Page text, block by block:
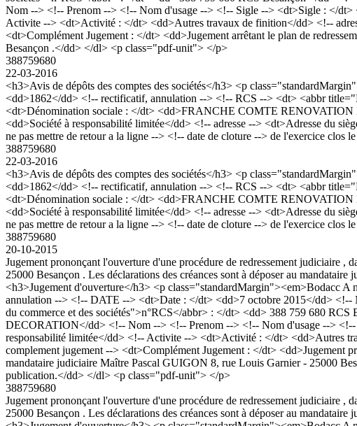
Nom --> <!-- Prenom --> <!-- Nom d'usage --> <!-- Sigle --> <dt>Sigle : </
Activite --> <dt>Activité : </dt> <dd>Autres travaux de finition</dd> <!--
<dt>Complément Jugement : </dt> <dd>Jugement arrêtant le plan de
Besançon .</dd> </dl> <p class="pdf-unit"> </p>
388759680
22-03-2016
<h3>Avis de dépôts des comptes des sociétés</h3> <p
<dd>1862</dd> <!-- rectificatif, annulation --> <!-- RCS --> <dt> <abbr
<dt>Dénomination sociale : </dt> <dd>FRANCHE COMTE
<dd>Société à responsabilité limitée</dd> <!-- adresse --> <dt>Adresse du
ne pas mettre de retour a la ligne --> <!-- date de cloture --> de l'exercice
388759680
22-03-2016
<h3>Avis de dépôts des comptes des sociétés</h3> <p
<dd>1862</dd> <!-- rectificatif, annulation --> <!-- RCS --> <dt> <abbr
<dt>Dénomination sociale : </dt> <dd>FRANCHE COMTE
<dd>Société à responsabilité limitée</dd> <!-- adresse --> <dt>Adresse du
ne pas mettre de retour a la ligne --> <!-- date de cloture --> de l'exercice
388759680
20-10-2015
Jugement prononçant l'ouverture d'une procédure de redressement judiciaire
25000 Besançon . Les déclarations des créances sont à déposer au
<h3>Jugement d'ouverture</h3> <p class="standardMargin"><em>Bodacc
annulation --> <!-- DATE --> <dt>Date : </dt> <dd>7 octobre 2015</dd>
du commerce et des sociétés">n°RCS</abbr> : </dt> <dd> 388 759 680
DECORATION</dd> <!-- Nom --> <!-- Prenom --> <!-- Nom d'usage -->
responsabilité limitée</dd> <!-- Activite --> <dt>Activité : </dt> <dd>Autres
complement jugement --> <dt>Complément Jugement : </dt> <dd>Jugement
mandataire judiciaire Maître Pascal GUIGON 8, rue Louis Garnier - 25000
publication.</dd> </dl> <p class="pdf-unit"> </p>
388759680
Jugement prononçant l'ouverture d'une procédure de redressement judiciaire
25000 Besançon . Les déclarations des créances sont à déposer au